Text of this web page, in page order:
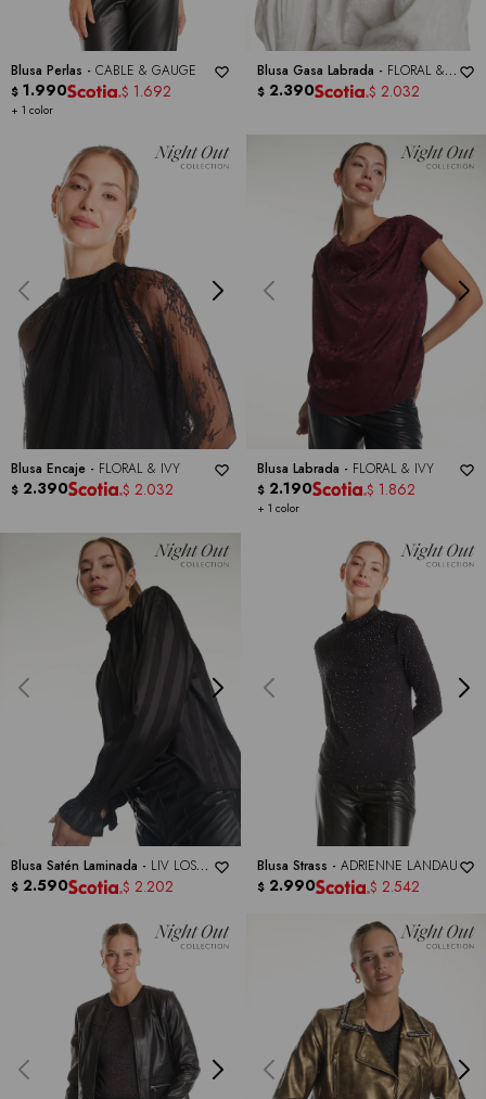
Blusa Perlas - CABLE & GAUGE
+ 1 color
$ 1.990 $ 1.692
Blusa Gasa Labrada - FLORAL &
IVY
$ 2.390 $ 2.032
Blusa Encaje - FLORAL & IVY
$ 2.390 $ 2.032
Blusa Labrada - FLORAL & IVY
+ 1 color
$ 2.190 $ 1.862
Blusa Satén Laminada - LIV LOS
ANGELES
$ 2.590 $ 2.202
Blusa Strass - ADRIENNE LANDAU
$ 2.990 $ 2.542